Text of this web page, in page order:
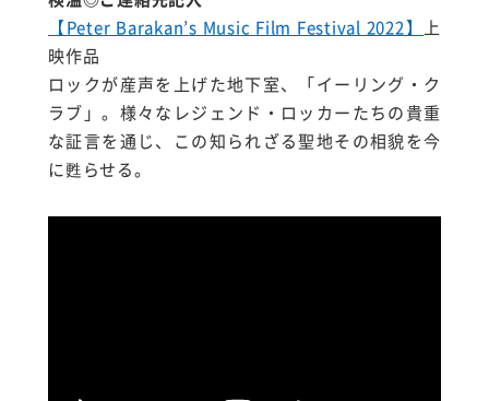
【Peter Barakan’s Music Film Festival 2022】 上
映作品
ロックが産声を上げた地下室、「イーリング・ク
ラブ」。様々なレジェンド・ロッカーたちの貴重
な証言を通じ、この知られざる聖地その相貌を今
に甦らせる。